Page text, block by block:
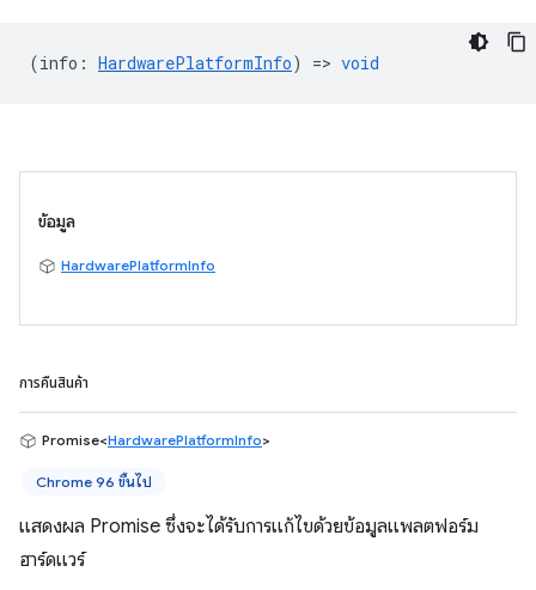
(info : HardwarePlatformInfo) => void
ข้อมูล
HardwarePlatformInfo
การคืนสินค้า
Promise<HardwarePlatformInfo>
Chrome 96 ขึ้นไป
แสดงผล Promise ซึ่งจะได้รับการแก้ไขด้วยข้อมูลแพลตฟอร์ม
ฮาร์ดแวร์